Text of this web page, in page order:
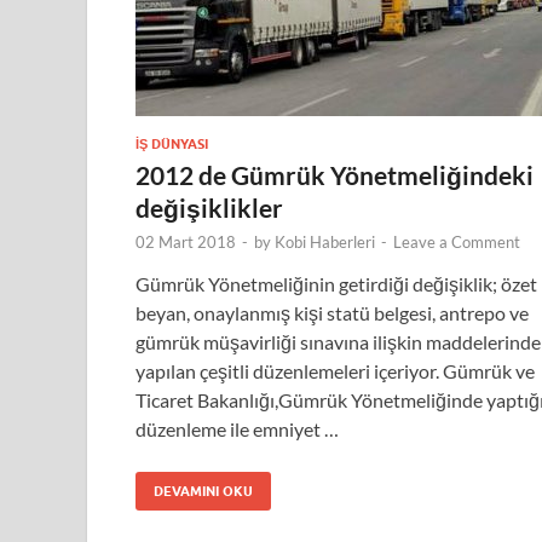
İŞ DÜNYASI
2012 de Gümrük Yönetmeliğindeki
değişiklikler
02 Mart 2018 - by Kobi Haberleri - Leave a Comment
Gümrük Yönetmeliğinin getirdiği değişiklik; özet
beyan, onaylanmış kişi statü belgesi, antrepo ve
gümrük müşavirliği sınavına ilişkin maddelerinde
yapılan çeşitli düzenlemeleri içeriyor. Gümrük ve
Ticaret Bakanlığı,Gümrük Yönetmeliğinde
düzenleme ile emniyet …
DEVAMINI OKU